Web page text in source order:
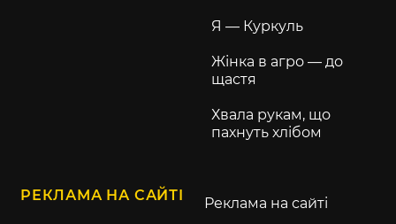
Я — Куркуль
Жінка в агро — до
щастя
Хвала рукам, що
пахнуть хлібом
РЕКЛАМА НА САЙТІ Реклама на сайті